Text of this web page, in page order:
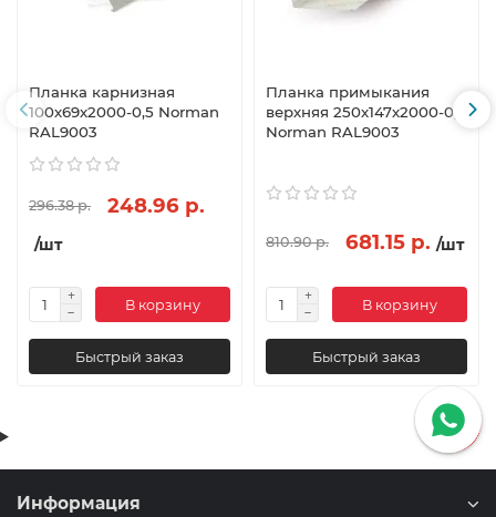
Планка карнизная
100х69х2000-0,5 Norman
RAL9003
296.38 р. 248.96 р.
/шт
В корзину
Быстрый заказ
Планка примыкания
верхняя 250х147х2000-0,5
Norman RAL9003
810.90 р. 681.15 р. /шт
В корзину
Быстрый заказ
Информация